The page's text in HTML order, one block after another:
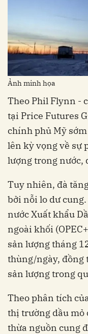
Ảnh minh họa
Theo Phil Flynn -
tại Price Futures
chính phủ Mỹ
lên kỳ vọng về sự
lượng trong nước,
Tuy nhiên, đà
bởi nỗi lo dư
nước Xuất khẩu
ngoài khối
sản lượng tháng
thùng/ngày, đồng
sản lượng trong
Theo phân tích
thị trường dầu mỏ
thừa nguồn cung